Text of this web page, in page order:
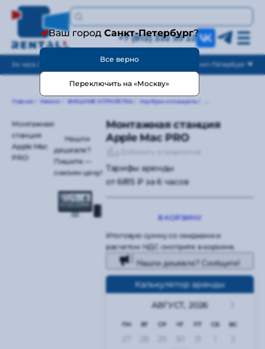
+7 (812) 332 53 22
24 часа / без выходных Санкт-Петербург
Главная Каталог ВНЕШНИЕ УСТРОЙСТВА Ноутбуки и планшеты
Монтажная
станция
Apple Mac
PRO
Нашли
дешевле?
Пишите —
снизим цену!
Монтажная станция
Apple Mac PRO
Добавить в сравнение
Тарифы аренды
от 6815 ₽ за 6 часов
В КОРЗИНУ
Итоговую сумму со скидками и
расчетом НДС смотрите в корзине.
Нашли дешевле? Сообщите!
Калькулятор аренды
АВГУСТ,
2026
ПН ВТ СР ЧТ ПТ СБ ВС
Ваш городСанкт-Петербург?
Все верно
Переключить на «Москву»